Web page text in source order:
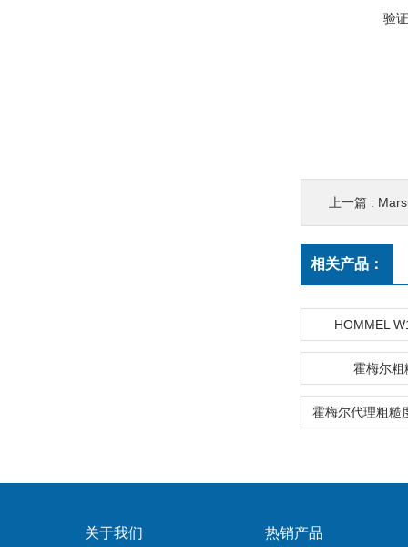
验
上一篇 :
相关产品：
HOMMEL
霍梅尔粗
关于我们 热销产品